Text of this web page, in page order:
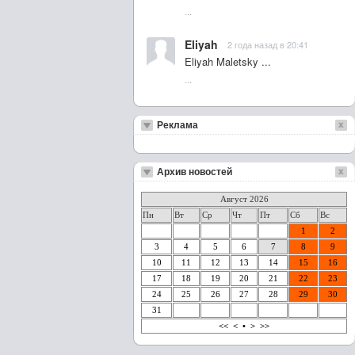
Eliyah 2 года назад в 20:41
Eliyah Maletsky ...
Реклама
Архив новостей
Август 2026
Пн
Вт Ср Чт Пт Сб
Вс
1
2
3
4 5 6 7 8
9
10
11 12 13 14 15
16
17
18 19 20 21 22
23
24
25 26 27 28 29
30
31
<< < • > >>